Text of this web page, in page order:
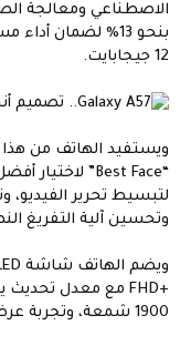
الاصطناعي ومعالجة
بنحو 13% لضمان
12 جيجابايت.
ويستفيد الهاتف من هذا
لتبسيط تحرير الفيديو،
وتحسين آلية التفريغ
1900 شمعة، وتجربة عرض محسّنة.